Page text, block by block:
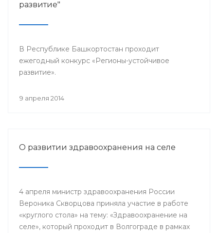
развитие"
В Республике Башкортостан проходит
ежегодный конкурс «Регионы-устойчивое
развитие».
9 апреля 2014
О развитии здравоохранения на селе
4 апреля министр здравоохранения России
Вероника Скворцова приняла участие в работе
«круглого стола» на тему: «Здравоохранение на
селе», который проходит в Волгограде в рамках